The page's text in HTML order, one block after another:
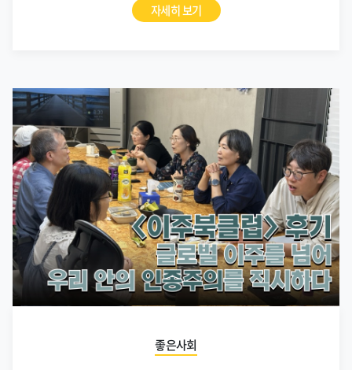
자세히 보기
좋은사회